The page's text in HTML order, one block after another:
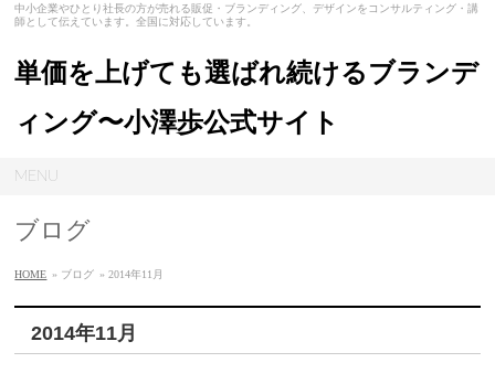
中小企業やひとり社長の方が売れる販促・ブランディング、デザインをコンサルティング・講
師として伝えています。全国に対応しています。
単価を上げても選ばれ続けるブランデ
ィング〜小澤歩公式サイト
MENU
ブログ
HOME » ブログ » 2014年11月
2014年11月